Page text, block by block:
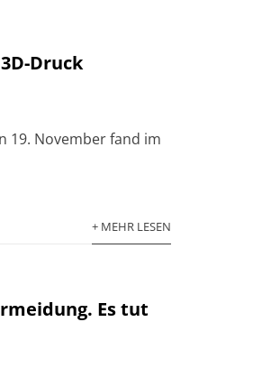
Druck
19. November fand im
+ MEHR LESEN
Es tut